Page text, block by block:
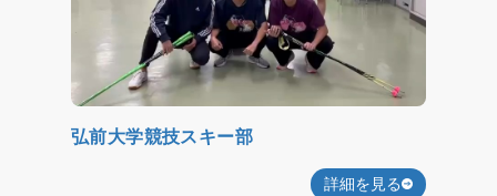
弘前大学競技スキー部
詳細を見る